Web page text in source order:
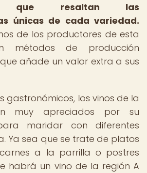
que resaltan las
únicas de cada variedad.
de los productores de esta
métodos de producción
añade un valor extra a sus
gastronómicos, los vinos de la
muy apreciados por su
maridar con diferentes
Ya sea que se trate de platos
a la parrilla o postres
habrá un vino de la región A